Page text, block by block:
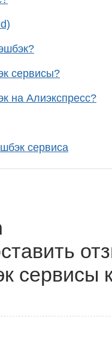
сервисы?
на Алиэкспресс?
сервиса
сервисы